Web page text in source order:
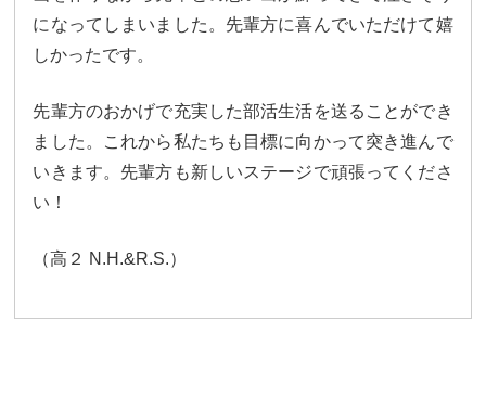
入試関連情報
学校説明会等イベント情報 デジタルパンフレット
募集要項 入試結果
入試問題
保護者の方へ
在校生の方へ
になってしまいました。先輩方に喜んでいただけて嬉
しかったです。
先輩方のおかげで充実した部活生活を送ることができ
ました。これから私たちも目標に向かって突き進んで
いきます。先輩方も新しいステージで頑張ってくださ
い！
（高２ N.H.&R.S.）